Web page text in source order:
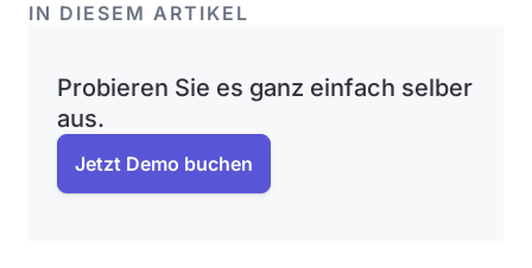
IN DIESEM ARTIKEL
Probieren Sie es ganz einfach selber
aus.
Jetzt Demo buchen